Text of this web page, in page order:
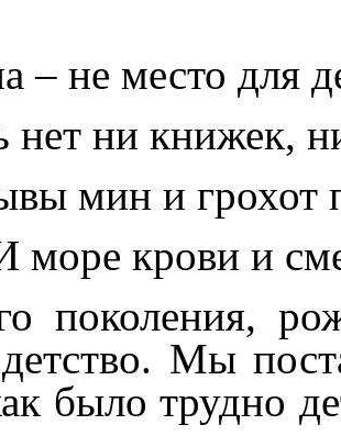
– не место для
нет ни книжек,
мин и грохот
крови и
поколения,
Мы
было трудно